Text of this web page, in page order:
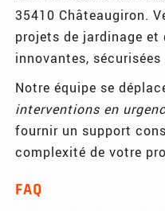
35410 Châteaugiron.
projets de jardinage
innovantes,
Notre équipe se
interventions en
fournir un support
complexité de votre
FAQ